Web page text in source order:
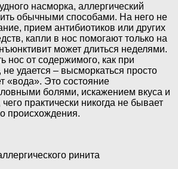
насморка, аллергический
обычными способами. На него не
прием антибиотиков или других
капли в нос помогают только на
может длиться неделями.
нос от содержимого, как при
удается – высморкаться просто
«вода». Это состояние
болями, искажением вкуса и
практически никогда не бывает
происхождения.
ринита